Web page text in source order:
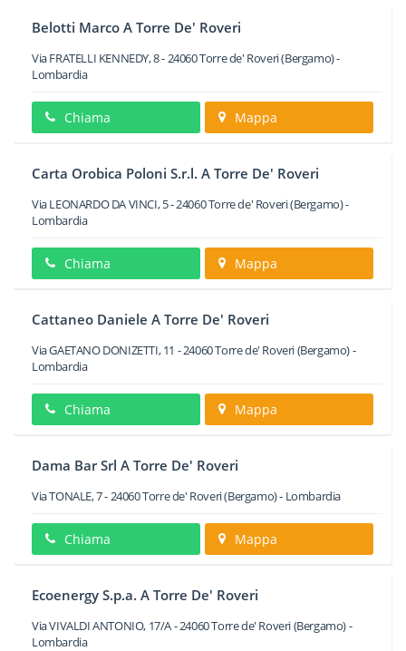
Belotti Marco A Torre De' Roveri
Via FRATELLI KENNEDY, 8-24060Torre de' Roveri(Bergamo) -
Lombardia
Chiama Mappa
Carta Orobica Poloni S.r.l. A Torre De' Roveri
Via LEONARDO DA VINCI, 5-24060Torre de' Roveri(Bergamo) -
Lombardia
Chiama Mappa
Cattaneo Daniele A Torre De' Roveri
Via GAETANO DONIZETTI, 11 -24060Torre de' Roveri(Bergamo) -
Lombardia
Chiama Mappa
Dama Bar Srl A Torre De' Roveri
Via TONALE, 7-24060Torre de' Roveri(Bergamo) - Lombardia
Chiama Mappa
Ecoenergy S.p.a. A Torre De' Roveri
Via VIVALDI ANTONIO, 17/A-24060Torre de' Roveri(Bergamo) -
Lombardia